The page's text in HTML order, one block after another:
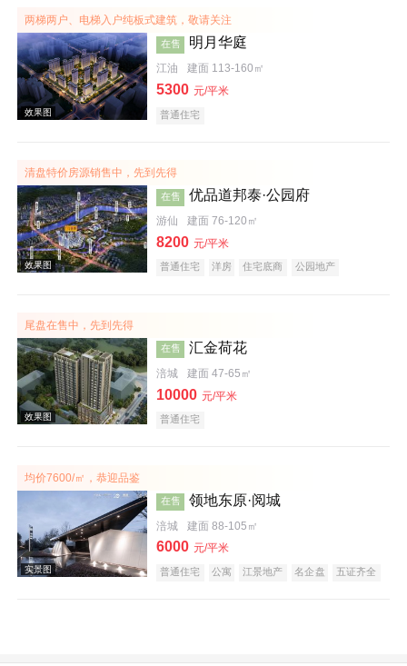
效果图
两梯两户、电梯入户纯板式建筑，敬请关注
在售 明月华庭
江油 建面 113-160㎡
5300 元/平米
普通住宅
清盘特价房源销售中，先到先得
在售 优品道邦泰·公园府
游仙 建面 76-120㎡
8200 元/平米
普通住宅 洋房 住宅底商 公园地产
尾盘在售中，先到先得
在售 汇金荷花
涪城 建面 47-65㎡
10000 元/平米
普通住宅
均价7600/㎡，恭迎品鉴
在售 领地东原·阅城
涪城 建面 88-105㎡
6000 元/平米
普通住宅 公寓 江景地产 名企盘 五证齐全